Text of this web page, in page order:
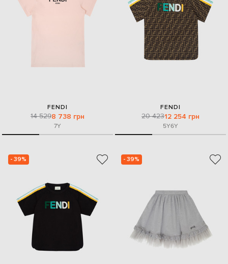
FENDI
14 5298 738 грн
7Y
FENDI
20 42312 254 грн
5Y6Y
- 39% - 39%